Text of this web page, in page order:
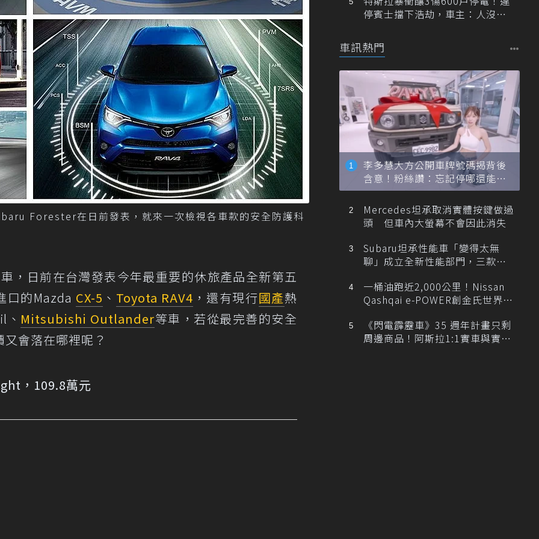
Forester在日前發表，就來一次檢視各車款的安全防護科
，日前在台灣發表今年最重要的休旅產品全新第五
口的Mazda CX-5 、 Toyota RAV4 ，還有現行國產熱
、 Mitsubishi Outlander等車，若從最完善的安全
會落在哪裡呢？
，109.8萬元
停賓士擋下浩劫，車主：人沒事
車訊熱門
李多慧大方公開車牌號碼揭背後
含意！粉絲讚：忘記停哪還能幫
忙找車
Mercedes坦承取消實體按鍵做過
頭 但車內大螢幕不會因此消失
Subaru坦承性能車「變得太無
聊」成立全新性能部門，三款手
一桶油跑近2,000公里！Nissan
Qashqai e-POWER創金氏世界紀
《閃電霹靂車》35 週年計畫只剩
周邊商品！阿斯拉1:1實車與實體